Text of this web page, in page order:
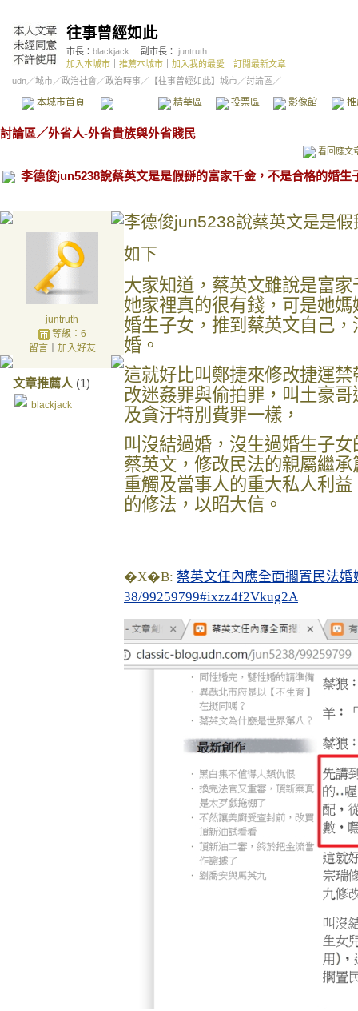
往事曾經如此
市長： blackjack 副市長： juntruth
加入本城市
推薦本城市 加入我的最愛
訂閱最新文章
udn／城市／政治社會 ／政治時事／ 【往事曾經如此】城市／討論區／
本城市首頁 精華區 投票區 影像館
討論區／外省人-外省貴族與外省賤民
看回應文
李德俊jun5238說蔡英文是是假掰的富家千金，不是合格的婚生
juntruth
等級：6
留言｜ 加入好友
文章推薦人 (1)
blackjack
李德俊jun5238說蔡英文是是
如下
大家知道，蔡英文雖說是富
她家裡真的很有錢，可是她
婚生子女，推到蔡英文自己
婚。
這就好比叫鄭捷來修改捷運
改迷姦罪與偷拍罪，叫土豪
及貪汙特別費罪一樣，
叫沒結過婚，沒生過婚生子
蔡英文，修改民法的親屬繼
重觸及當事人的重大私人利
的修法，以昭大信。
�X�B: 蔡英文任內應全面擱置民法
38/99259799#ixzz4f2Vkug2A